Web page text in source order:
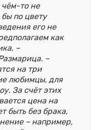
чём-то не
бы по цвету
его не
как
–
–
на три
любимцы, для
За счёт этих
цена на
быть без брака,
– например,